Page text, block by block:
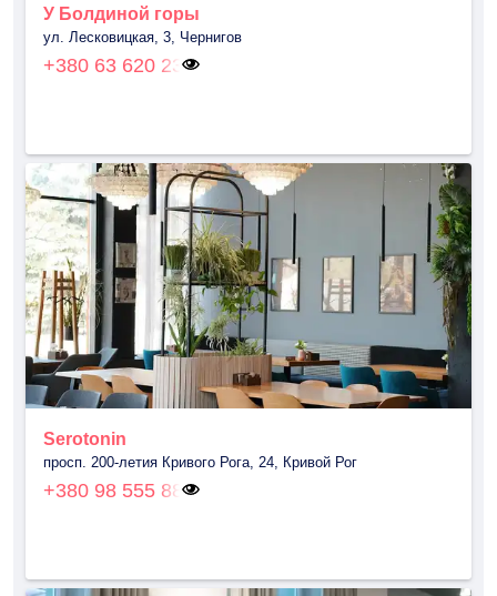
У Болдиной горы
ул. Лесковицкая, 3, Чернигов
+380 63 620 23
Serotonin
просп. 200-летия Кривого Рога, 24, Кривой Рог
+380 98 555 88